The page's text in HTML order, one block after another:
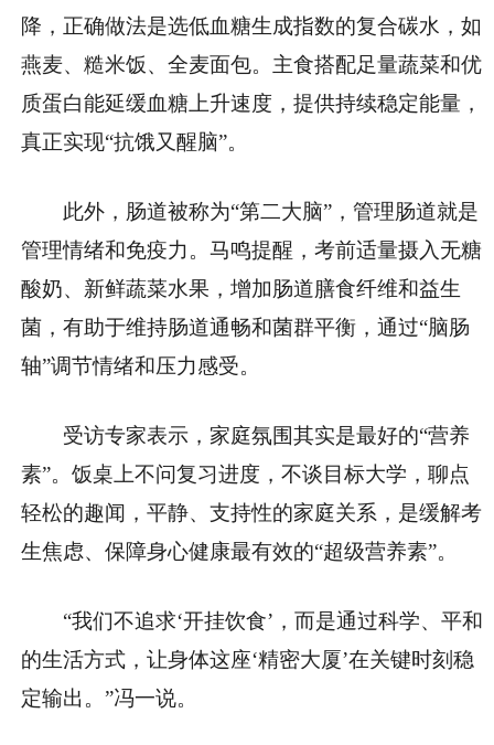
降，正确做法是选低血糖生成指数的复合碳水，如
燕麦、糙米饭、全麦面包。主食搭配足量蔬菜和优
质蛋白能延缓血糖上升速度，提供持续稳定能量，
真正实现“抗饿又醒脑”。
此外，肠道被称为“第二大脑”，管理肠道就是
管理情绪和免疫力。马鸣提醒，考前适量摄入无糖
酸奶、新鲜蔬菜水果，增加肠道膳食纤维和益生
菌，有助于维持肠道通畅和菌群平衡，通过“脑肠
轴”调节情绪和压力感受。
受访专家表示，家庭氛围其实是最好的“营养
素”。饭桌上不问复习进度，不谈目标大学，聊点
轻松的趣闻，平静、支持性的家庭关系，是缓解考
生焦虑、保障身心健康最有效的“超级营养素”。
“我们不追求‘开挂饮食’，而是通过科学、平和
的生活方式，让身体这座‘精密大厦’在关键时刻稳
定输出。”冯一说。